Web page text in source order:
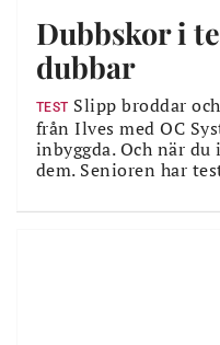
Dubbskor i
dubbar
TEST Slipp broddar
från Ilves med OC
inbyggda. Och när
dem. Senioren har